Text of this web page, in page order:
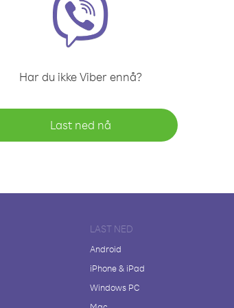
Har du ikke Viber ennå?
Last ned nå
LAST NED
Android
iPhone & iPad
Windows PC